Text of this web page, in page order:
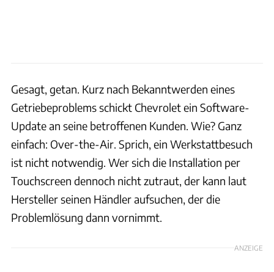
Gesagt, getan. Kurz nach Bekanntwerden eines
Getriebeproblems schickt Chevrolet ein Software-
Update an seine betroffenen Kunden. Wie? Ganz
einfach: Over-the-Air. Sprich, ein Werkstattbesuch
ist nicht notwendig. Wer sich die Installation per
Touchscreen dennoch nicht zutraut, der kann laut
Hersteller seinen Händler aufsuchen, der die
Problemlösung dann vornimmt.
ANZEIGE